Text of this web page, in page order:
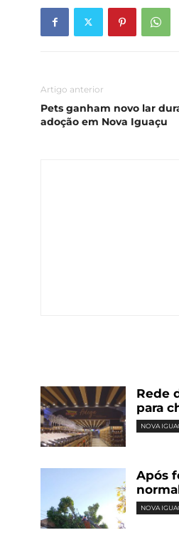
Artigo anterior
Pets ganham novo lar
adoção em Nova Iguaçu
Rede
para
NOVA
Após
NOVA